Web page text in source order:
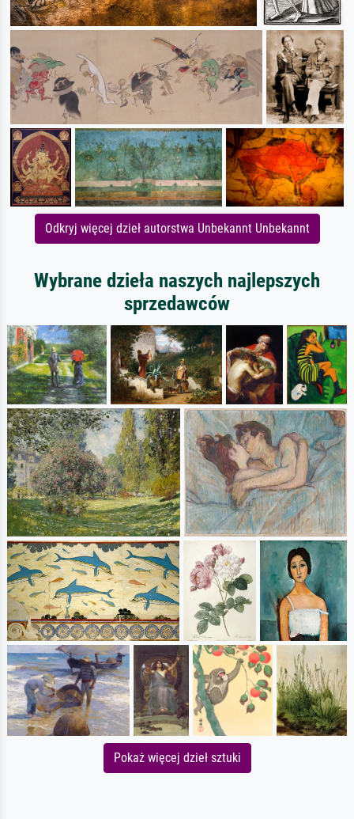
Odkryj więcej dzieł autorstwa Unbekannt Unbekannt
Wybrane dzieła naszych najlepszych
sprzedawców
Pokaż więcej dzieł sztuki